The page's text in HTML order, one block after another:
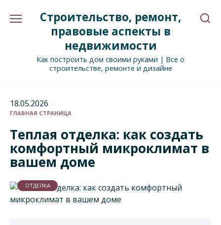
Строительство, ремонт,
правовые аспекты в
недвижимости
Как построить дом своими руками | Все о
строительстве, ремонте и дизайне
18.05.2026
ГЛАВНАЯ СТРАНИЦА
Теплая отделка: как создать
комфортный микроклимат в
вашем доме
ОТДЕЛКА